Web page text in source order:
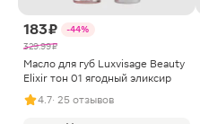
183 ₽
-44%
329.99 ₽
Масло для губ Luxvisage Beauty
Elixir тон 01 ягодный эликсир
4.7· 25 отзывов